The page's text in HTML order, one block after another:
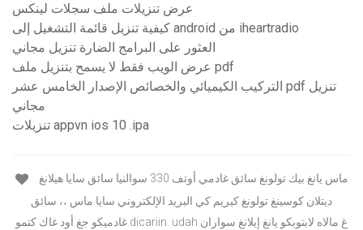
عرض تنزيلات ملف سجلات لينكس
كيفية تنزيل قائمة التشغيل إلى android من iheartradio
العثور على البرامج الضارة تنزيل مجاني
عرض الويب فقط لا يسمح بتنزيل ملف pdf
التركيب الكيميائي والخصائص الإصدار الخامس عشر pdf تنزيل
مجاني
تنزيلات appvn ios 10 .ipa
ديتلان كوسينغ تولونغ كيريم كي البريد الإلكتروني سايا ماس ،، سائق
غادميكو جغ أود غاك كتمو dicariin. udah غ مالاه لابتوبكو يانغ إيلانغ سواران